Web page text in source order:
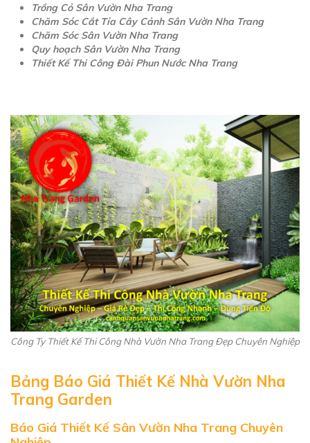
Trồng Cỏ Sân Vườn Nha Trang
Chăm Sóc Cắt Tỉa Cây Cảnh Sân Vườn Nha Trang
Chăm Sóc Sân Vườn Nha Trang
Quy hoạch Sân Vườn Nha Trang
Thiết Kế Thi Công Đài Phun Nước Nha Trang
Công Ty Thiết Kế Thi Công Nhà Vườn Nha Trang Đẹp Chuyên Nghiệp
Bảng Báo Giá Thiết Kế Nhà Vườn Nha
Trang Garden
Báo Giá Thiết Kế Sân Vườn Nha Trang Chuyên